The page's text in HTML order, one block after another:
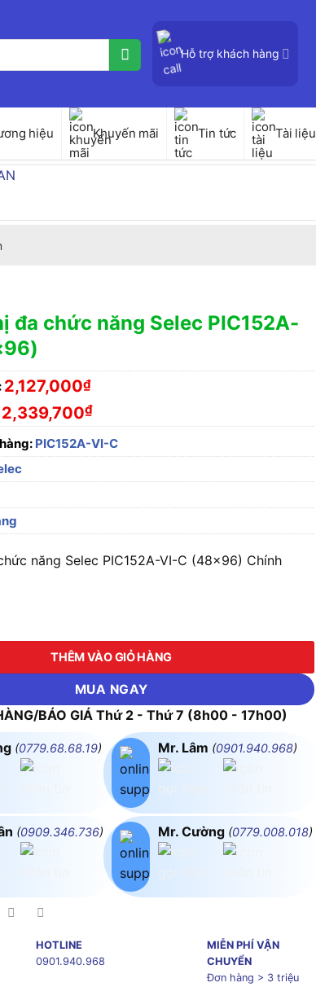
Hỗ trợ khách hàng
hiệu Khuyến mãi Tin tức Tài liệu
đa chức năng Selec PIC152A-
2,127,000₫
2,339,700₫
PIC152A-VI-C
năng Selec PIC152A-VI-C (48×96) Chính
năng Selec PIC152A-VI-C (48x96) số lượng
THÊM VÀO GIỎ HÀNG
MUA NGAY
BÁO GIÁ Thứ 2 - Thứ 7 (8h00 - 17h00)
(0779.68.68.19)
(0909.346.736)
Mr. Lâm (0901.940.968)
Mr. Cường (0779.008.018)
HOTLINE
0901.940.968
MIỄN PHÍ VẬN
CHUYỂN
Đơn hàng > 3 triệu